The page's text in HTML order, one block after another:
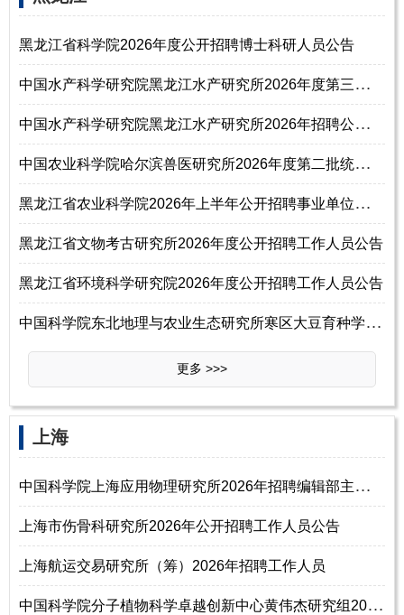
黑龙江省科学院2026年度公开招聘博士科研人员公告
中
国水产科学研究院黑龙江水产研究所2026年度第三批统一公开招聘公告
中
国水产科学研究院黑龙江水产研究所2026年招聘公告（第三批）
中
国农业科学院哈尔滨兽医研究所2026年度第二批统一公开招聘公告
黑
龙江省农业科学院2026年上半年公开招聘事业单位工作人员50名公告
黑龙江省文物考古研究所2026年度公开招聘工作人员公告
黑龙江省环境科学研究院2026年度公开招聘工作人员公告
中
国科学院东北地理与农业生态研究所寒区大豆育种学科组2026年招聘启事
更多 >>>
‌‌上海
中
国科学院上海应用物理研究所2026年招聘编辑部主任启事
上海市伤骨科研究所2026年公开招聘工作人员公告
上海航运交易研究所（筹）2026年招聘工作人员
中
国科学院分子植物科学卓越创新中心黄伟杰研究组2026年招聘工作人员启事（